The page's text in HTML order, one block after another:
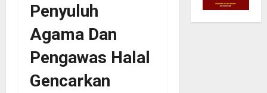
Penyuluh
Agama Dan
Pengawas Halal
Gencarkan